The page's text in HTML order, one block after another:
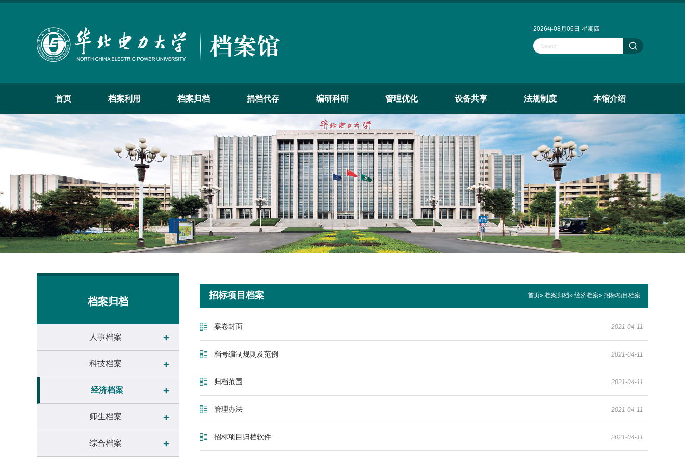
2026年08月06日 星期四
首页 档案利用 档案归档 捐档代存 编研科研 管理优化 设备共享 法规制度 本馆介绍
档案归档
人事档案 +
科技档案 +
经济档案 +
师生档案 +
综合档案 +
招标项目档案 首页» 档案归档» 经济档案» 招标项目档案
案卷封面 2021-04-11
档号编制规则及范例 2021-04-11
归档范围 2021-04-11
管理办法 2021-04-11
招标项目归档软件 2021-04-11